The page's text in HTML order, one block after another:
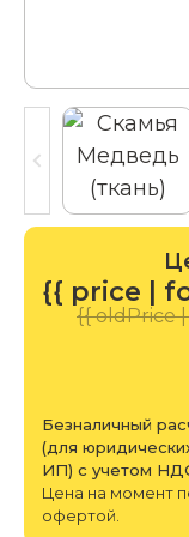
{{ price |
{{ oldPrice
Безналичный
(для
ИП) с учетом
Цена на момент
офертой.